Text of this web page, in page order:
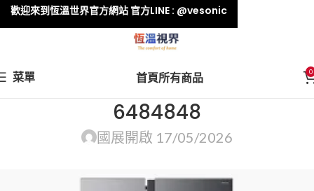
菜單 首頁所有商品 0
6484848
國展開啟 17/05/2026
歡迎來到恆溫世界官方網站 官方LINE : @vesonic